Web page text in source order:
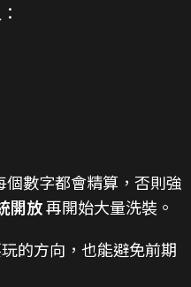
個數字都會精算，否則強
開放再開始大量洗裝。
的方向，也能避免前期